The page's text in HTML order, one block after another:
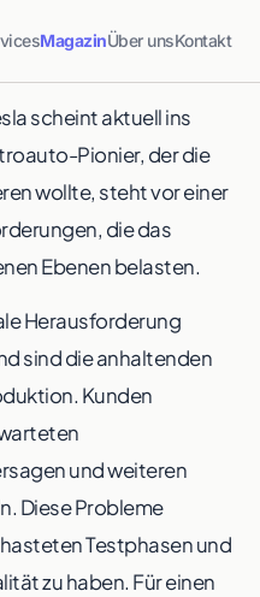
MagazinÜber unsKontakt
scheint aktuell ins
Pionier, der die
wollte, steht vor einer
die das
Ebenen belasten.
Herausforderung
sind die anhaltenden
Kunden
und weiteren
Diese Probleme
Testphasen und
zu haben. Für einen